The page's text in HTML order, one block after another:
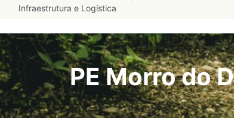
Infraestrutura e Logística
PE Morro do